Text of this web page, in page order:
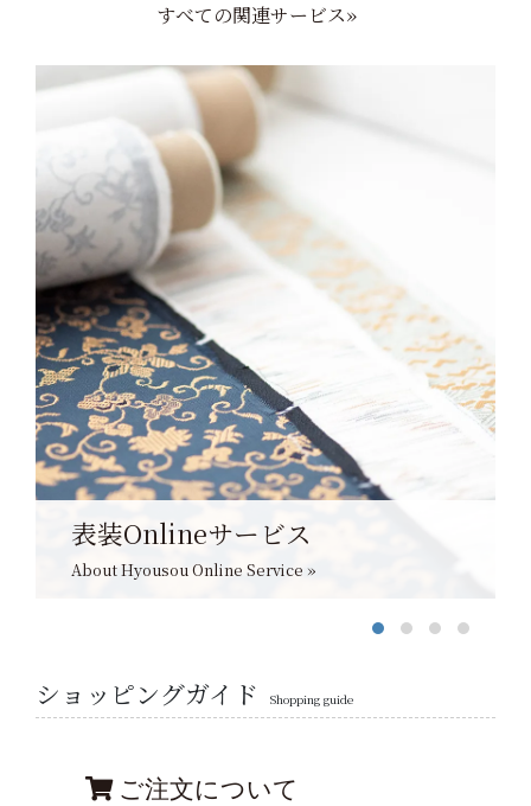
すべての関連サービス»
表装Onlineサービス
About Hyousou Online Service »
ショッピングガイド Shopping guide
ご注文について